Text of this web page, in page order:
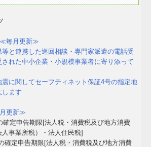
≪毎月更新≫
等と連携した巡回相談・専門家派遣の電話受
れた中小企業・小規模事業者に寄り添って
震に関してセーフティネット保証4号の指定地
します
更新≫
確定申告期限[法人税・消費税及び地方消費
事業所税）・法人住民税]
確定申告期限[法人税・消費税及び地方消費